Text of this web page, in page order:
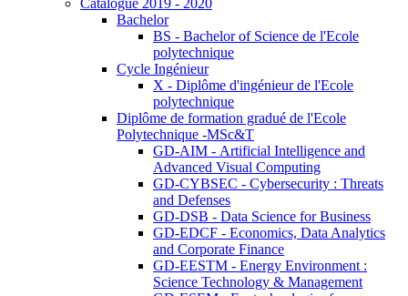
Catalogue 2019 - 2020
Bachelor
BS - Bachelor of Science de l'Ecole
polytechnique
Cycle Ingénieur
X - Diplôme d'ingénieur de l'Ecole
polytechnique
Diplôme de formation gradué de l'Ecole
Polytechnique -MSc&T
GD-AIM - Artificial Intelligence and
Advanced Visual Computing
GD-CYBSEC - Cybersecurity : Threats
and Defenses
GD-DSB - Data Science for Business
GD-EDCF - Economics, Data Analytics
and Corporate Finance
GD-EESTM - Energy Environment :
Science Technology & Management